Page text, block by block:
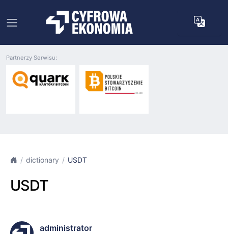
Partnerzy Serwisu:
dictionary USDT
USDT
administrator